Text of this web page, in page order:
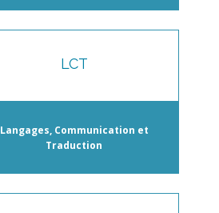
LCT
Langages, Communication et
Traduction